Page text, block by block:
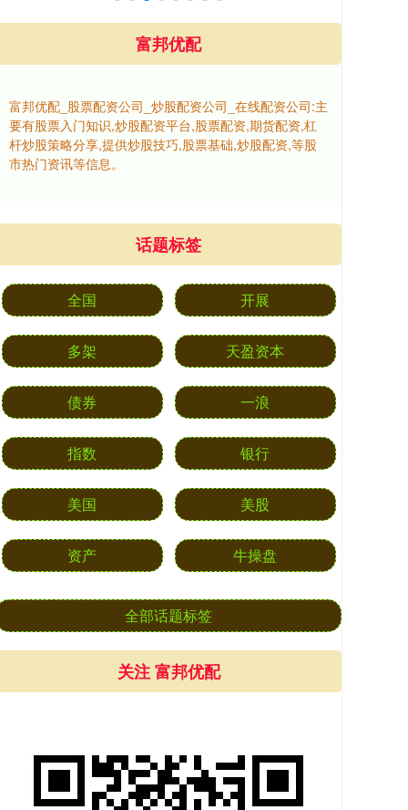
富邦优配
富邦优配_股票配资公司_炒股配资公司_在线配资公司:主
要有股票入门知识,炒股配资平台,股票配资,期货配资,杠
杆炒股策略分享,提供炒股技巧,股票基础,炒股配资,等股
市热门资讯等信息。
话题标签
全国 开展
多架 天盈资本
债券 一浪
指数 银行
美国 美股
资产 牛操盘
全部话题标签
关注 富邦优配